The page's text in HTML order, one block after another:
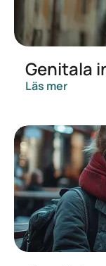
Genitala
Läs mer